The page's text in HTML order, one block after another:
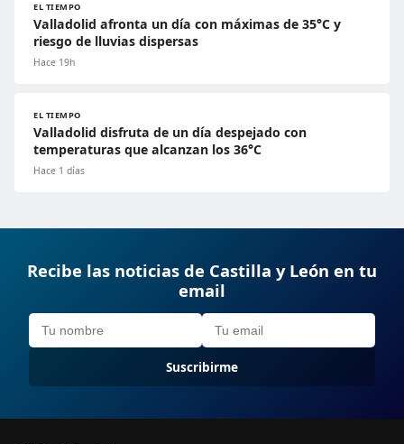
EL TIEMPO
Valladolid afronta un día con máximas de 35°C y
riesgo de lluvias dispersas
Hace 19h
EL TIEMPO
Valladolid disfruta de un día despejado con
temperaturas que alcanzan los 36°C
Hace 1 días
Recibe las noticias de Castilla y León en tu
email
Suscribirme